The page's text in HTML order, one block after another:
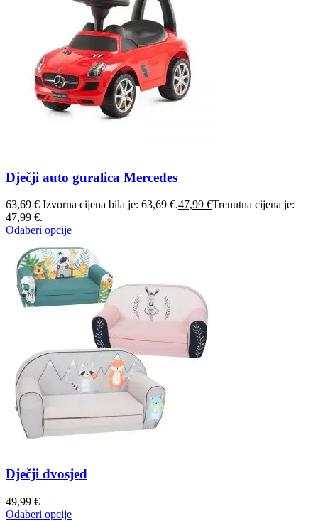
Dječji auto guralica Mercedes
63,69€ Izvorna cijena bila je: 63,69 €.47,99 €Trenutna cijena je:
47,99 €.
Odaberi opcije
Dječji dvosjed
49,99 €
Odaberi opcije